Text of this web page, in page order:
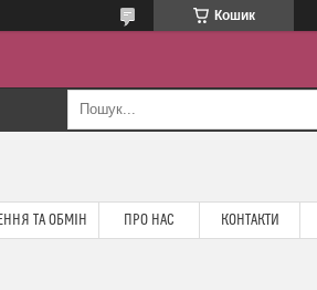
Кошик
ТА ОБМІН ПРО НАС КОНТАКТИ